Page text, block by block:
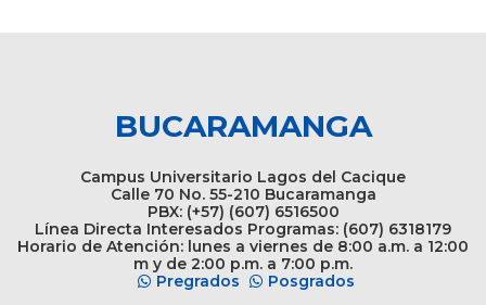
BUCARAMANGA
Campus Universitario Lagos del Cacique
Calle 70 No. 55-210 Bucaramanga
PBX: (+57) (607) 6516500
Línea Directa Interesados Programas: (607) 6318179
Horario de Atención: lunes a viernes de 8:00 a.m. a 12:00
m y de 2:00 p.m. a 7:00 p.m.
Pregrados
Posgrados